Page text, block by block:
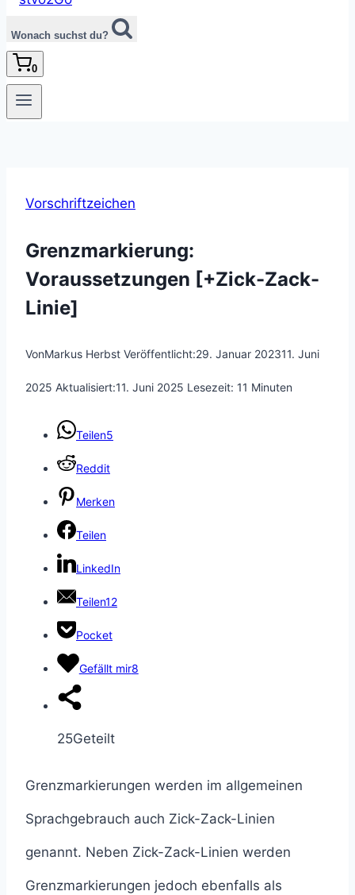
Wonach suchst du?
0
Vorschriftzeichen
Grenzmarkierung:
Voraussetzungen [+Zick-Zack-
Linie]
VonMarkus Herbst Veröffentlicht:29. Januar 202311. Juni
2025 Aktualisiert:11. Juni 2025 Lesezeit: 11 Minuten
Teilen5
Reddit
Merken
Teilen
LinkedIn
Teilen12
Pocket
Gefällt mir8
25Geteilt
Grenzmarkierungen werden im allgemeinen
Sprachgebrauch auch Zick-Zack-Linien
genannt. Neben Zick-Zack-Linien werden
Grenzmarkierungen jedoch ebenfalls als